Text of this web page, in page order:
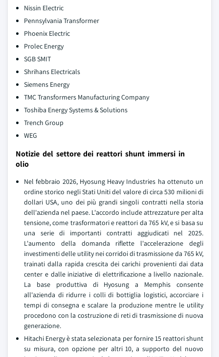
Nissin Electric
Pennsylvania Transformer
Phoenix Electric
Prolec Energy
SGB SMIT
Shrihans Electricals
Siemens Energy
TMC Transformers Manufacturing Company
Toshiba Energy Systems & Solutions
Trench Group
WEG
Notizie del settore dei reattori shunt immersi in
olio
Nel febbraio 2026, Hyosung Heavy Industries ha ottenuto un
ordine storico negli Stati Uniti del valore di circa 530 milioni di
dollari USA, uno dei più grandi singoli contratti nella storia
dell'azienda nel paese. L'accordo include attrezzature per alta
tensione, come trasformatori e reattori da 765 kV, e si basa su
una serie di importanti contratti aggiudicati nel 2025.
L'aumento della domanda riflette l'accelerazione degli
investimenti delle utility nei corridoi di trasmissione da 765 kV,
trainati dalla rapida crescita dei carichi provenienti dai data
center e dalle iniziative di elettrificazione a livello nazionale.
La base produttiva di Hyosung a Memphis consente
all'azienda di ridurre i colli di bottiglia logistici, accorciare i
tempi di consegna e scalare la produzione mentre le utility
procedono con la costruzione di reti di trasmissione di nuova
generazione.
Hitachi Energy è stata selezionata per fornire 15 reattori shunt
su misura, con opzione per altri 10, a supporto del nuovo